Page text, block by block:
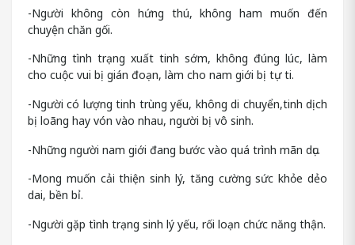
-Người không còn hứng thú, không ham muốn đến
chuyện chăn gối.
-Những tình trạng xuất tinh sớm, không đúng lúc, làm
cho cuộc vui bị gián đoạn, làm cho nam giới bị tự ti.
-Người có lượng tinh trùng yếu, không di chuyển,tinh dịch
bị loãng hay vón vào nhau, người bị vô sinh.
-Những người nam giới đang bước vào quá trình mãn dục.
-Mong muốn cải thiện sinh lý, tăng cường sức khỏe dẻo
dai, bền bỉ.
-Người gặp tình trạng sinh lý yếu, rối loạn chức năng thận.